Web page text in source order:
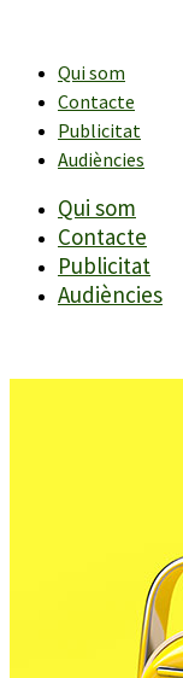
contingutQui som
Contacte
Publicitat
Audiències
Qui som
Contacte
Publicitat
Audiències